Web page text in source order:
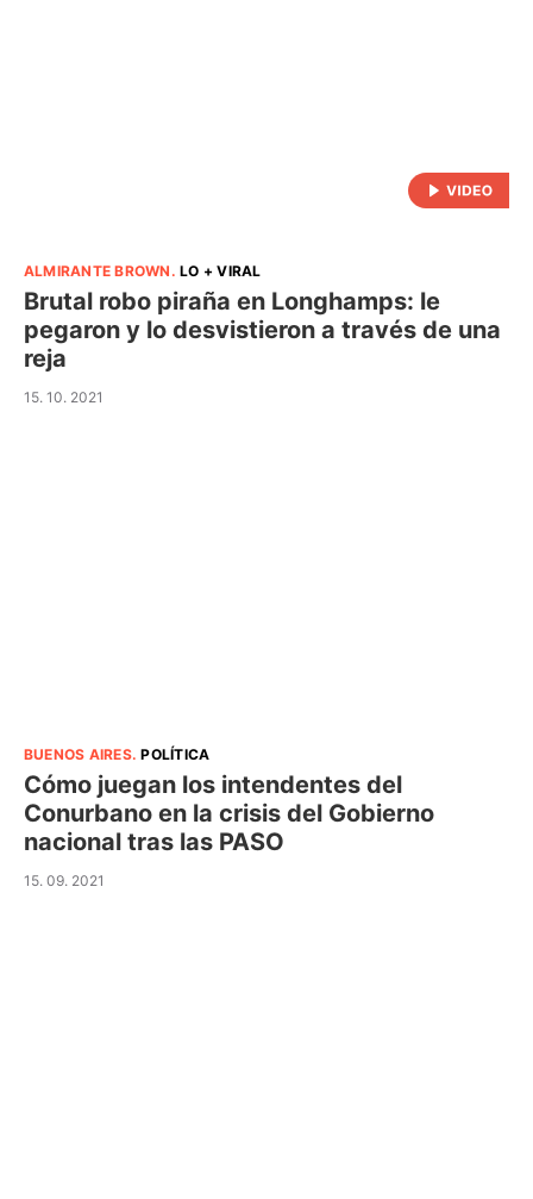
ALMIRANTE BROWN .LO + VIRAL
Brutal robo piraña en Longhamps: le
pegaron y lo desvistieron a través de una
reja
15. 10. 2021
BUENOS AIRES.POLÍTICA
Cómo juegan los intendentes del
Conurbano en la crisis del Gobierno
nacional tras las PASO
15. 09. 2021